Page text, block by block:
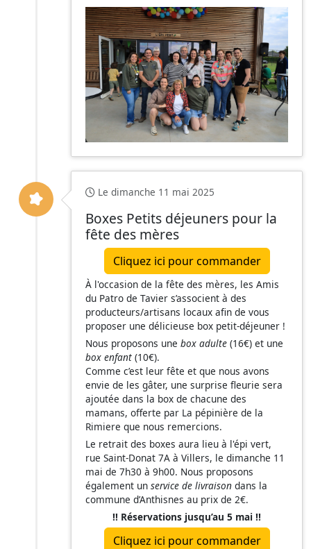
Le dimanche 11 mai 2025
Boxes Petits déjeuners pour la
fête des mères
Cliquez ici pour commander
À l'occasion de la fête des mères, les Amis
du Patro de Tavier s’associent à des
producteurs/artisans locaux afin de vous
proposer une délicieuse box petit-déjeuner !
Nous proposons une box adulte (16€) et une
box enfant (10€).
Comme c’est leur fête et que nous avons
envie de les gâter, une surprise fleurie sera
ajoutée dans la box de chacune des
mamans, offerte par La pépinière de la
Rimiere que nous remercions.
Le retrait des boxes aura lieu à l'épi vert,
rue Saint-Donat 7A à Villers, le dimanche 11
mai de 7h30 à 9h00. Nous proposons
également un service de livraison dans la
commune d’Anthisnes au prix de 2€.
!! Réservations jusqu’au 5 mai !!
Cliquez ici pour commander